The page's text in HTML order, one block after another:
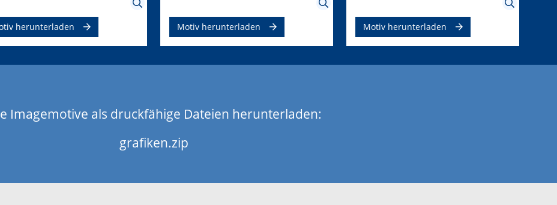
herunterladen Motiv herunterladen Motiv herunterladen
Imagemotive als druckfähige Dateien herunterladen:
grafiken.zip